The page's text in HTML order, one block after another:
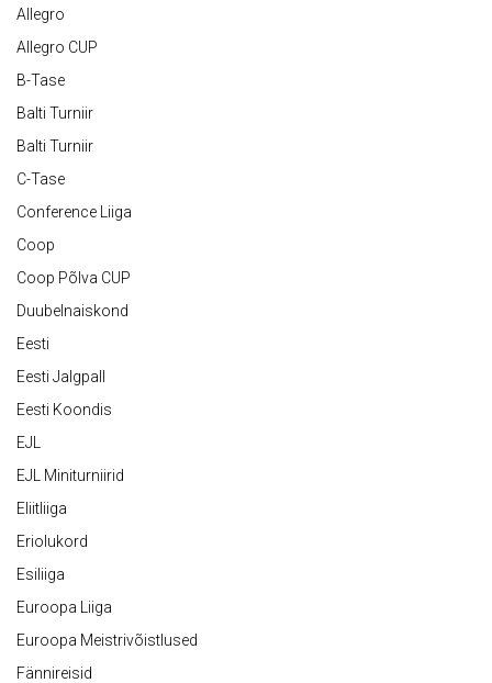
Allegro
Allegro CUP
B-Tase
Balti Turniir
Balti Turniir
C-Tase
Conference Liiga
Coop
Coop Põlva CUP
Duubelnaiskond
Eesti
Eesti Jalgpall
Eesti Koondis
EJL
EJL Miniturniirid
Eliitliiga
Eriolukord
Esiliiga
Euroopa Liiga
Euroopa Meistrivõistlused
Fännireisid